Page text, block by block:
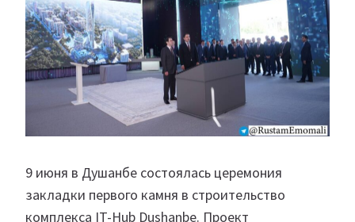
9 июня в Душанбе состоялась церемония
закладки первого камня в строительство
комплекса IT-Hub Dushanbe. Проект